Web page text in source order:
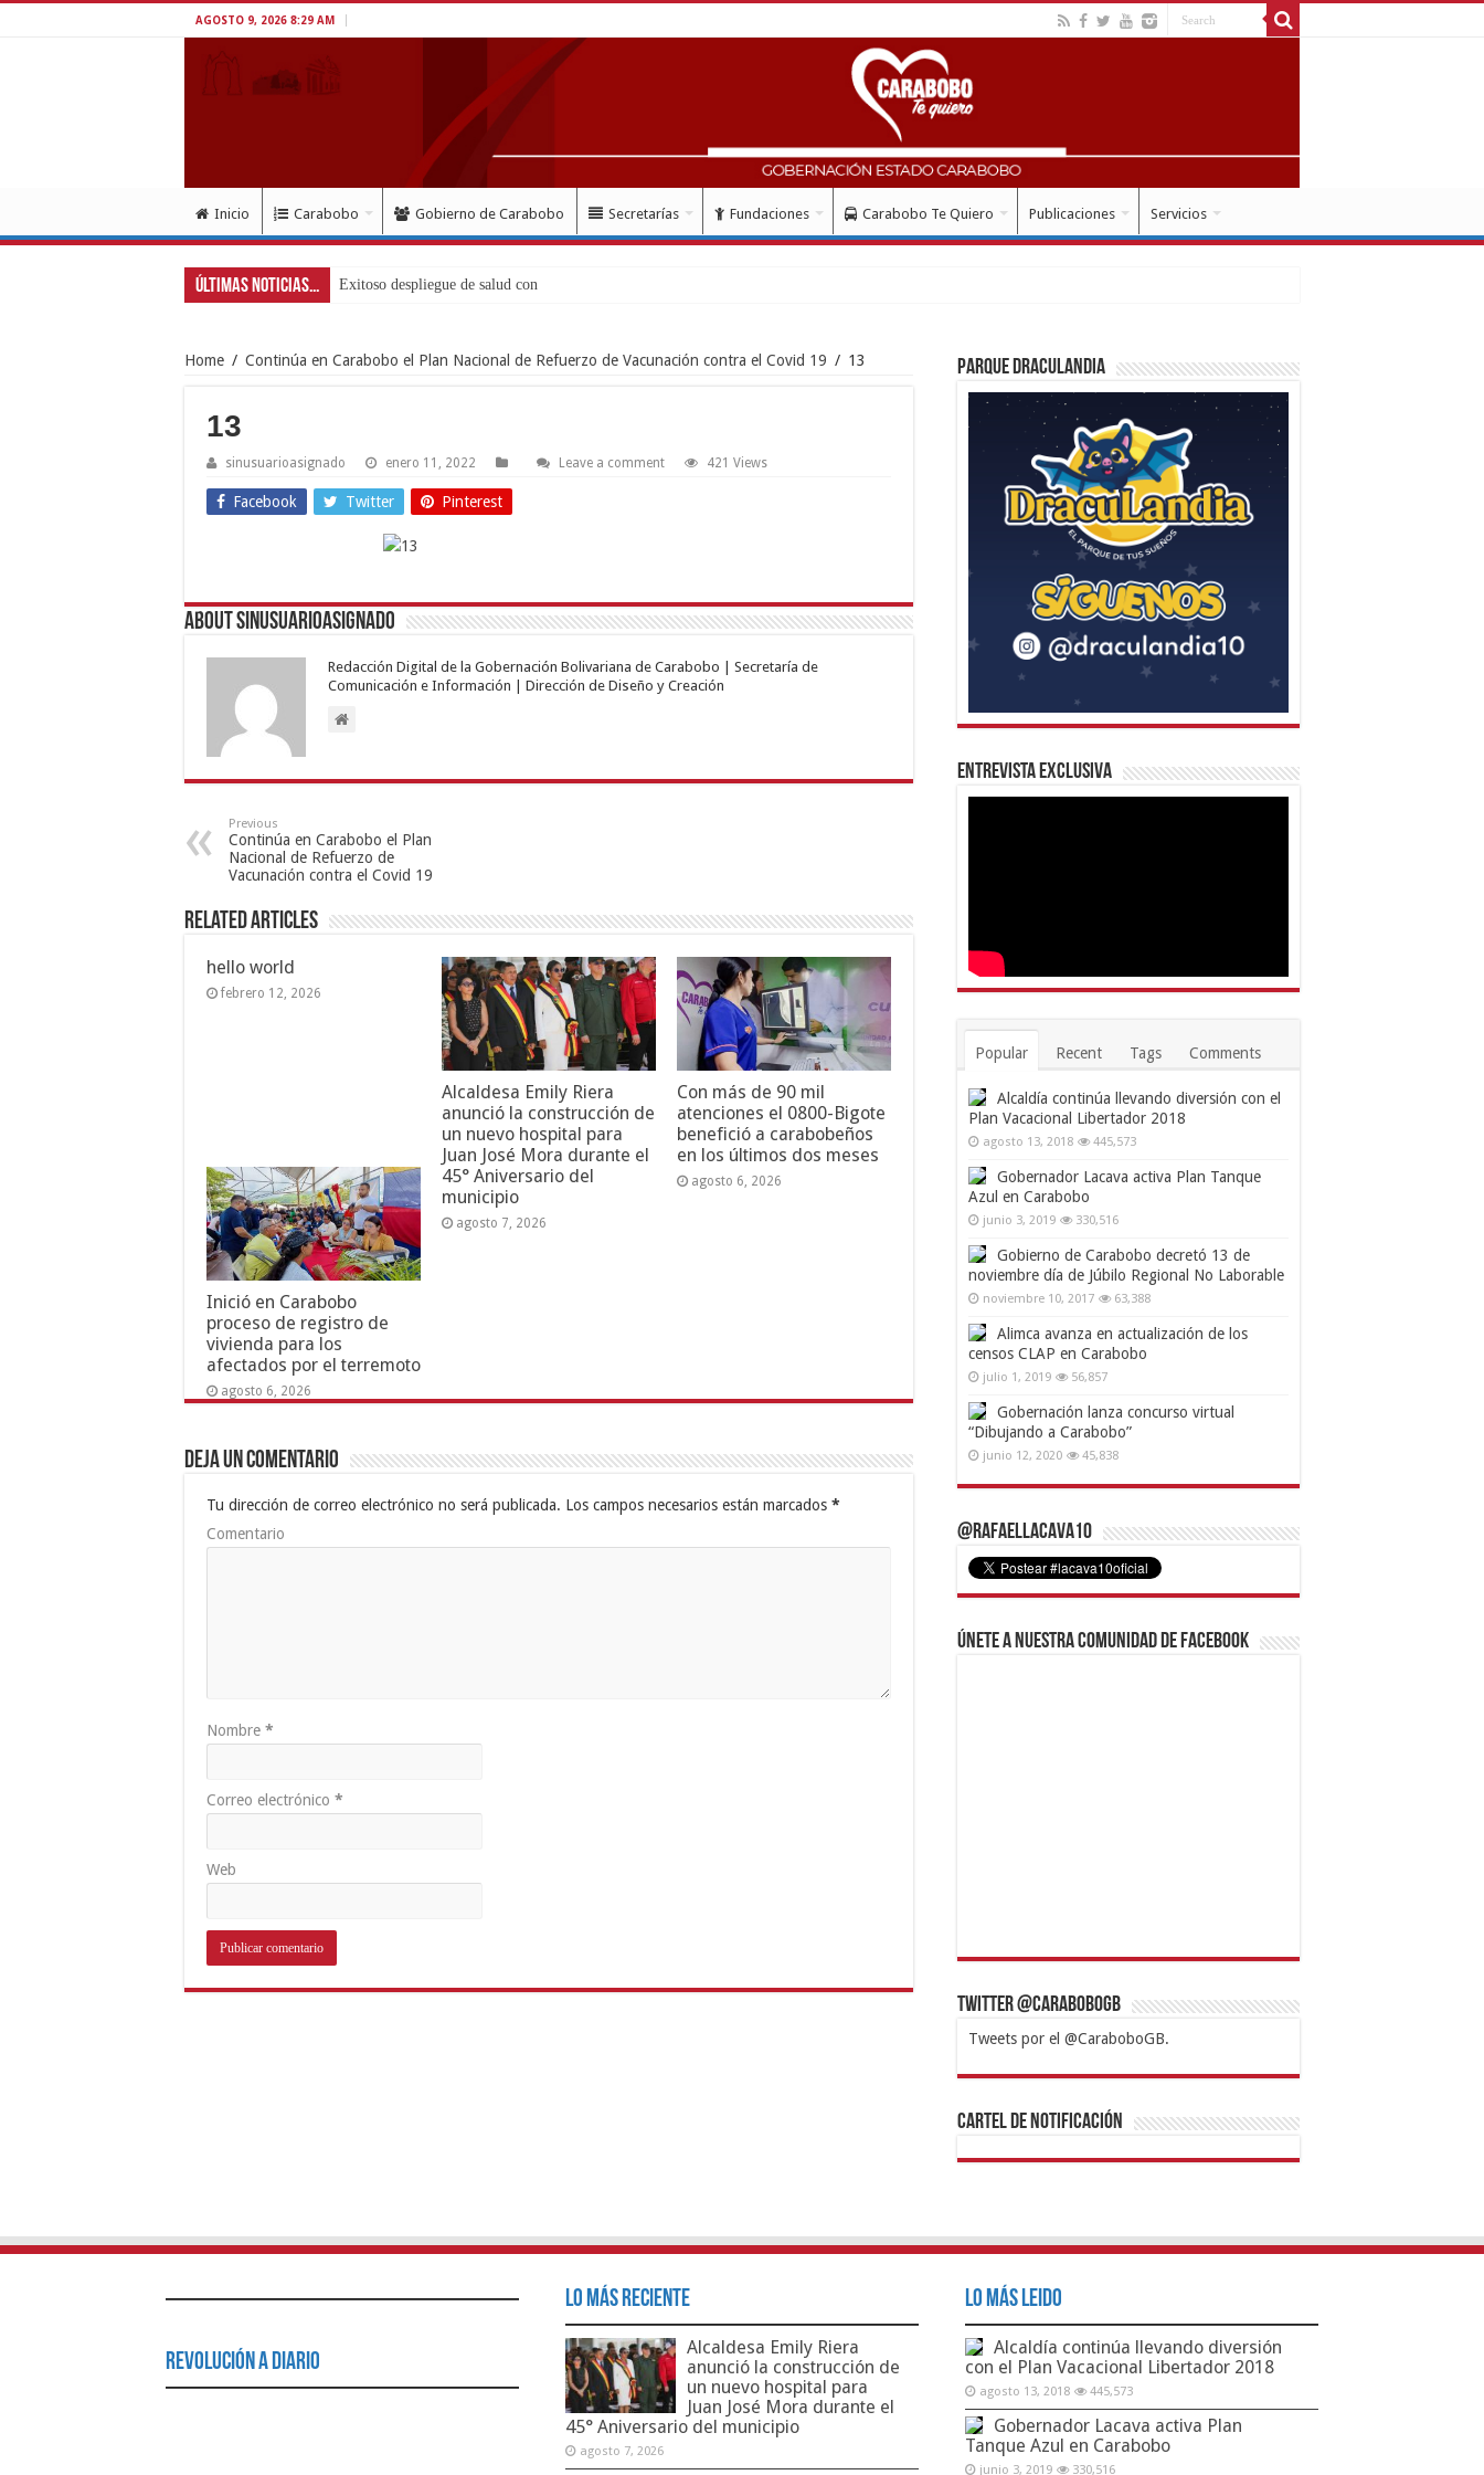
AGOSTO 9, 2026 8:29 AM
Inicio Carabobo Gobierno de Carabobo Secretarías Fundaciones Carabobo Te Quiero Publicaciones Servicios
Últimas Noticias... Exitoso despliegue de salud con instalación gratuita de marcapa
Home / Continúa en Carabobo el Plan Nacional de Refuerzo de Vacunación contra el Covid 19 / 13
13
sinusuarioasignado enero 11, 2022 Leave a comment 421 Views
Facebook Twitter Pinterest
About sinusuarioasignado
Redacción Digital de la Gobernación Bolivariana de Carabobo | Secretaría de
Comunicación e Información | Dirección de Diseño y Creación
Previous
Continúa en Carabobo el Plan
Nacional de Refuerzo de
Vacunación contra el Covid 19
Related Articles
hello world
febrero 12, 2026
Alcaldesa Emily Riera
anunció la construcción de
un nuevo hospital para
Juan José Mora durante el
45° Aniversario del
municipio
agosto 7, 2026
Con más de 90 mil
atenciones el 0800-Bigote
benefició a carabobeños
en los últimos dos meses
agosto 6, 2026
Inició en Carabobo
proceso de registro de
vivienda para los
afectados por el terremoto
agosto 6, 2026
Deja un comentario
Tu dirección de correo electrónico no será publicada. Los campos necesarios están marcados *
Comentario
Nombre *
Correo electrónico *
Web
Parque Draculandia
Entrevista Exclusiva
Popular Recent Tags Comments
Alcaldía continúa llevando diversión con el
Plan Vacacional Libertador 2018
agosto 13, 2018 445,573
Gobernador Lacava activa Plan Tanque
Azul en Carabobo
junio 3, 2019 330,516
Gobierno de Carabobo decretó 13 de
noviembre día de Júbilo Regional No Laborable
noviembre 10, 2017 63,388
Alimca avanza en actualización de los
censos CLAP en Carabobo
julio 1, 2019 56,857
Gobernación lanza concurso virtual
“Dibujando a Carabobo”
junio 12, 2020 45,838
@RafaelLacava10
Únete a nuestra comunidad de Facebook
Twitter @CaraboboGB
Tweets por el @CaraboboGB.
1xbetBetturkeyBetistKralbetSupertotobetTipobet
https://mvbcasino.com/
Cartel de Notificación
Revolución a Diario
Lo Más Reciente
Alcaldesa Emily Riera
anunció la construcción de
un nuevo hospital para
Juan José Mora durante el
45° Aniversario del municipio
agosto 7, 2026
Lo Más Leido
Alcaldía continúa llevando diversión
con el Plan Vacacional Libertador 2018
agosto 13, 2018 445,573
Gobernador Lacava activa Plan
Tanque Azul en Carabobo
junio 3, 2019 330,516